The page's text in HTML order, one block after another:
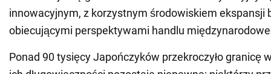
innowacyjnym, z korzystnym środowiskiem ekspansji
obiecującymi perspektywami handlu
Ponad 90 tysięcy Japończyków przekroczyło granicę